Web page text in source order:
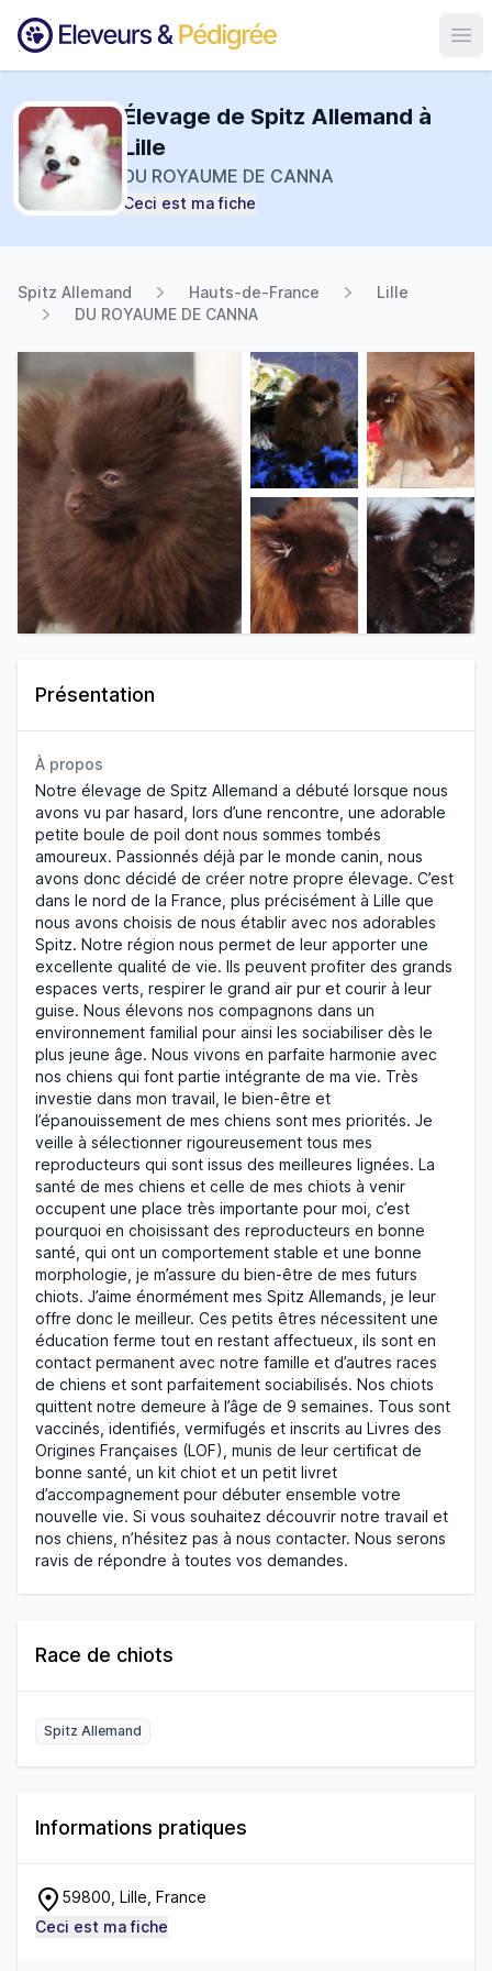
Élevage de Spitz Allemand à
Lille
DU ROYAUME DE CANNA
Ceci est ma fiche
Spitz Allemand Hauts-de-France
Lille
DU ROYAUME DE CANNA
Présentation
À propos
Notre élevage de Spitz Allemand a débuté lorsque nous
avons vu par hasard, lors d’une rencontre, une adorable
petite boule de poil dont nous sommes tombés
amoureux. Passionnés déjà par le monde canin, nous
avons donc décidé de créer notre propre élevage. C’est
dans le nord de la France, plus précisément à Lille que
nous avons choisis de nous établir avec nos adorables
Spitz. Notre région nous permet de leur apporter une
excellente qualité de vie. Ils peuvent profiter des grands
espaces verts, respirer le grand air pur et courir à leur
guise. Nous élevons nos compagnons dans un
environnement familial pour ainsi les sociabiliser dès le
plus jeune âge. Nous vivons en parfaite harmonie avec
nos chiens qui font partie intégrante de ma vie. Très
investie dans mon travail, le bien-être et
l’épanouissement de mes chiens sont mes priorités. Je
veille à sélectionner rigoureusement tous mes
reproducteurs qui sont issus des meilleures lignées. La
santé de mes chiens et celle de mes chiots à venir
occupent une place très importante pour moi, c’est
pourquoi en choisissant des reproducteurs en bonne
santé, qui ont un comportement stable et une bonne
morphologie, je m’assure du bien-être de mes futurs
chiots. J’aime énormément mes Spitz Allemands, je leur
offre donc le meilleur. Ces petits êtres nécessitent une
éducation ferme tout en restant affectueux, ils sont en
contact permanent avec notre famille et d’autres races
de chiens et sont parfaitement sociabilisés. Nos chiots
quittent notre demeure à l’âge de 9 semaines. Tous sont
vaccinés, identifiés, vermifugés et inscrits au Livres des
Origines Françaises (LOF), munis de leur certificat de
bonne santé, un kit chiot et un petit livret
d’accompagnement pour débuter ensemble votre
nouvelle vie. Si vous souhaitez découvrir notre travail et
nos chiens, n’hésitez pas à nous contacter. Nous serons
ravis de répondre à toutes vos demandes.
Race de chiots
Spitz Allemand
Informations pratiques
59800, Lille, France
Ceci est ma fiche